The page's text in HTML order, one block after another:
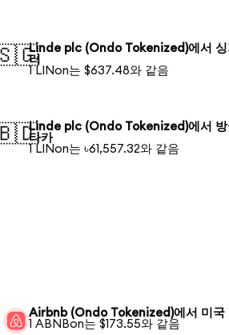
Linde plc (Ondo Tokenized)에서 싱
러
1 LINon는 $637.48와 같음
Linde plc (Ondo Tokenized)에서 방
타카
1 LINon는 ৳61,557.32와 같음
Airbnb (Ondo Tokenized)에서 미국
1 ABNBon는 $173.55와 같음